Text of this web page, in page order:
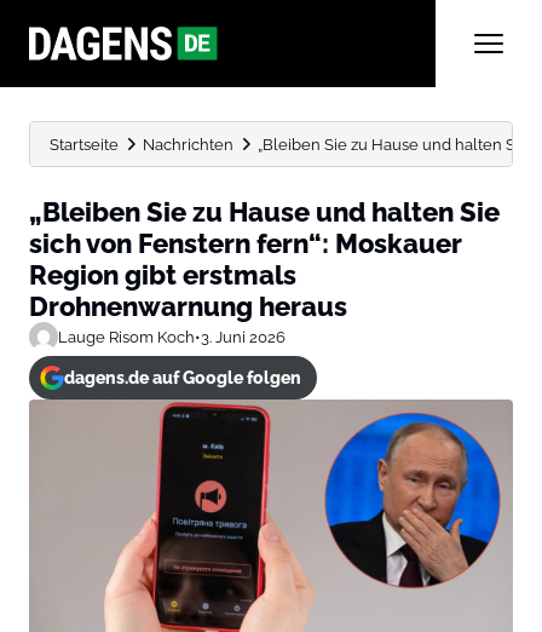
Startseite Nachrichten „Bleiben Sie zu Hause und halten Sie
„Bleiben Sie zu Hause und halten Sie
sich von Fenstern fern“: Moskauer
Region gibt erstmals
Drohnenwarnung heraus
Lauge Risom Koch•3. Juni 2026
dagens.de auf Google folgen